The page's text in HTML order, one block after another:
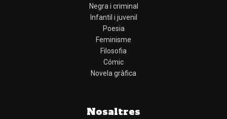
Negra i criminal
Infantil i juvenil
Poesia
Feminisme
Filosofia
Cómic
Novela gràfica
Nosaltres